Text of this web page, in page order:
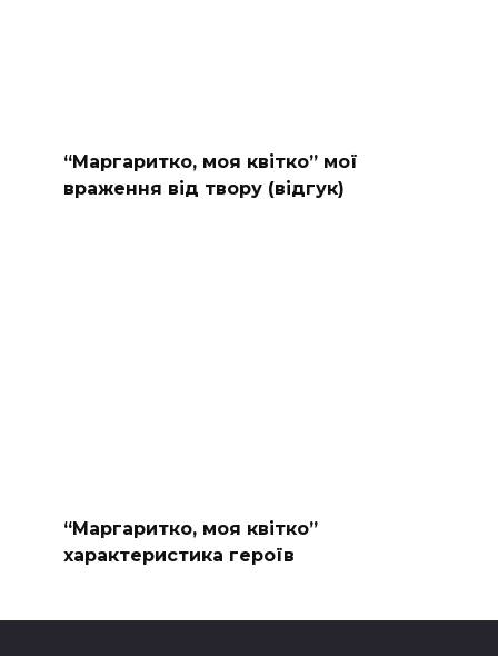
“Маргаритко, моя квітко” мої
враження від твору (відгук)
“Маргаритко, моя квітко”
характеристика героїв